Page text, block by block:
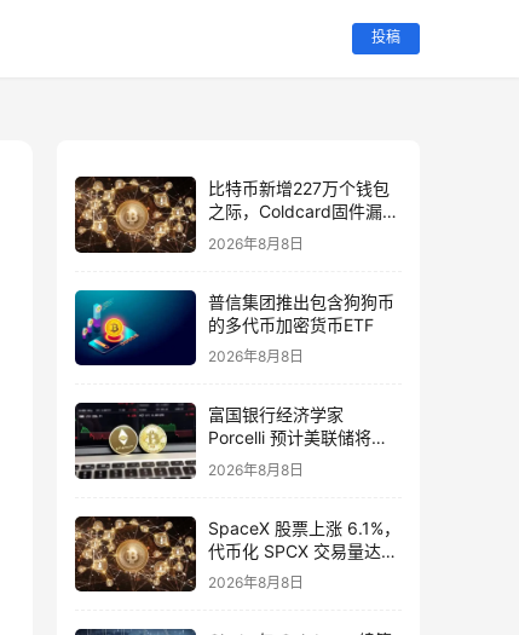
投稿
比特币新增227万个钱包
之际，Coldcard固件漏洞
导致1.16亿美元资金流失
2026年8月8日
普信集团推出包含狗狗币
的多代币加密货币ETF
2026年8月8日
富国银行经济学家
Porcelli 预计美联储将维
持利率不变至 2026 年
2026年8月8日
SpaceX 股票上涨 6.1%，
代币化 SPCX 交易量达到
7 亿美元
2026年8月8日